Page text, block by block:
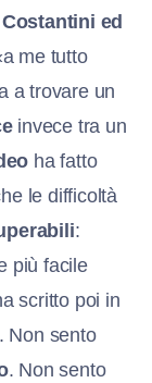
ed
me tutto
a trovare un
invece tra un
ha fatto
le difficoltà
:
più facile
scritto poi in
Non sento
. Non sento